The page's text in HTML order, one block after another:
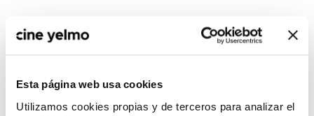
Esta página web usa cookies
Utilizamos cookies propias y de terceros para analizar el
CONSULTA MÁS HORARIOS